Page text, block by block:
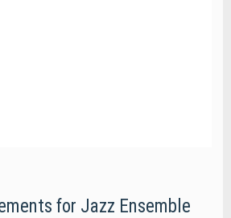
for Jazz Ensemble